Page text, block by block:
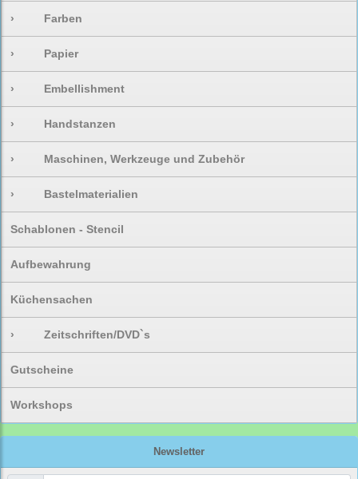
› Farben
› Papier
› Embellishment
› Handstanzen
› Maschinen, Werkzeuge und Zubehör
› Bastelmaterialien
Schablonen - Stencil
Aufbewahrung
Küchensachen
› Zeitschriften/DVD`s
Gutscheine
Workshops
Newsletter